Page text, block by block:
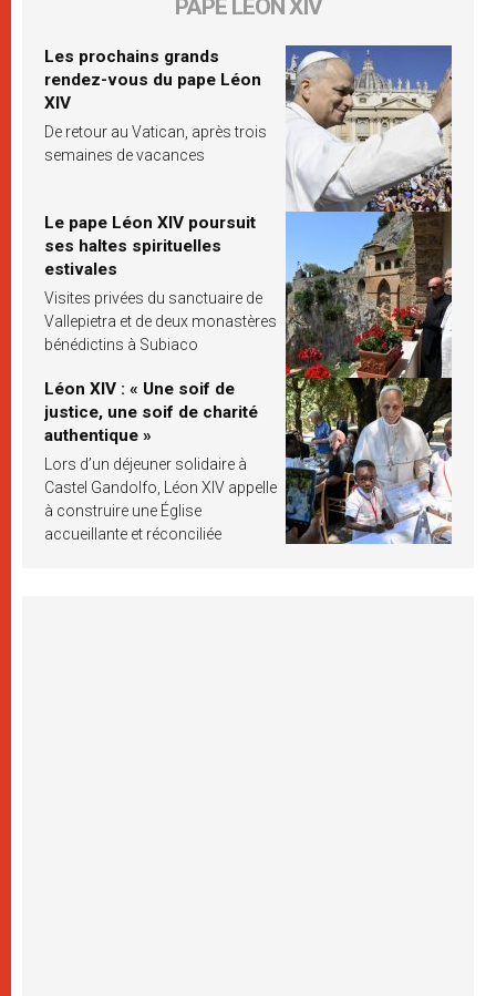
PAPE LÉON XIV
Les prochains grands
rendez-vous du pape Léon
XIV
De retour au Vatican, après trois
semaines de vacances
Le pape Léon XIV poursuit
ses haltes spirituelles
estivales
Visites privées du sanctuaire de
Vallepietra et de deux monastères
bénédictins à Subiaco
Léon XIV : « Une soif de
justice, une soif de charité
authentique »
Lors d’un déjeuner solidaire à
Castel Gandolfo, Léon XIV appelle
à construire une Église
accueillante et réconciliée